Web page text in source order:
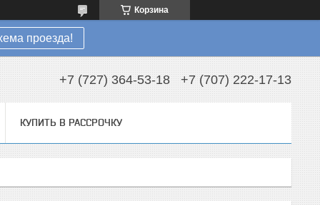
Корзина
проезда!
+7 (727) 364-53-18 +7 (707) 222-17-13
КУПИТЬ В РАССРОЧКУ